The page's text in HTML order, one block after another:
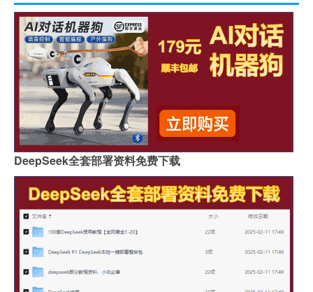
DeepSeek全套部署资料免费下载